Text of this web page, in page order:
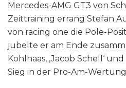
Mercedes-AMG GT3 von
Zeittraining errang Stefan
von racing one die Pole-
jubelte er am Ende
Kohlhaas, ‚Jacob Schell‘
Sieg in der Pro-Am-